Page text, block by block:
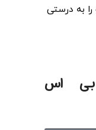
را به درستی
بی اس